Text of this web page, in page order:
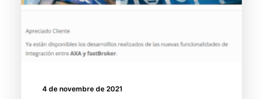
4 de novembre de 2021